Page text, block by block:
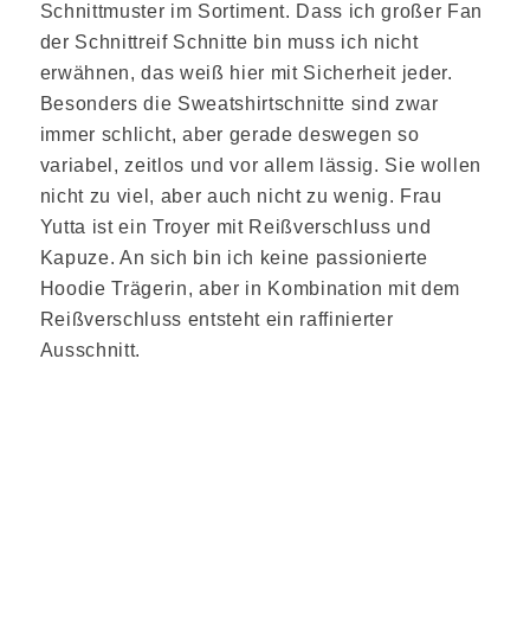
Schnittmuster im Sortiment. Dass ich großer Fan
der Schnittreif Schnitte bin muss ich nicht
erwähnen, das weiß hier mit Sicherheit jeder.
Besonders die Sweatshirtschnitte sind zwar
immer schlicht, aber gerade deswegen so
variabel, zeitlos und vor allem lässig. Sie wollen
nicht zu viel, aber auch nicht zu wenig. Frau
Yutta ist ein Troyer mit Reißverschluss und
Kapuze. An sich bin ich keine passionierte
Hoodie Trägerin, aber in Kombination mit dem
Reißverschluss entsteht ein raffinierter
Ausschnitt.